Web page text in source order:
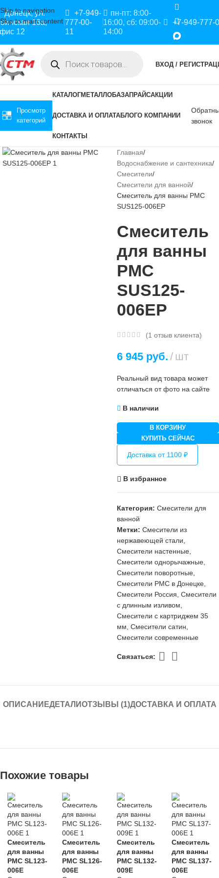
Skip to navigation
Skip to main content
Донецк, ул.
16а,
12
+7-949-
777-00-
11
пн-пт: 8:00-
16:00, сб: 09:00-
14:00
+7-949-777-
ВХОД /
Просмотр
категорий
КАТАЛОГМЕТАЛЛОБАЗАПРАЙСАКЦИИ
ДОСТАВКА И ОПЛАТАБЛОГО КОМПАНИИ
КОНТАКТЫ
звонок
Главная
Водоснабжение и сантехника
Смесители
Смесители для ванной
Смеситель для ванны РМС
SUS125-006EP
Смеситель
для ванны
РМС
SUS125-
006EP
(1 отзыв клиента)
6 945руб. шт
Реальный вид товара может
отличаться от фото на сайте
В наличии
В КОРЗИНУ
КУПИТЬ СЕЙЧАС
Доставка от 1100 ₽
В избранное
Категория: Смесители для
ванной
Метки: Смесители из
нержавеющей стали
Смесители настенные,
Смесители однорычажные,
Смесители поворотные,
Смесители РМС в Донецке,
Смесители Россия Смесители
с длинным изливом
Смесители с картриджем 35
мм Смесители сатин
Смесители современные
Связаться:
ОПИСАНИЕДЕТАЛИОТЗЫВЫ (1)ДОСТАВКА И ОПЛАТА
Похожие товары
Смеситель
для ванны
РМС SL123-
006E
Смеситель
для ванны
РМС SL126-
006E
Смеситель
для ванны
РМС SL132-
009E
Смеситель
для ванны
РМС SL137-
006E